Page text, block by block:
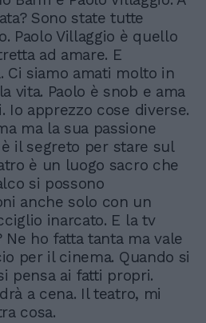
Sono state tutte
Paolo Villaggio è quello
ad amare. E
Ci siamo amati molto in
vita. Paolo è snob e ama
apprezzo cose diverse.
ma la sua passione
il segreto per stare sul
è un luogo sacro che
si possono
anche solo con un
inarcato. E la tv
ho fatta tanta ma vale
per il cinema. Quando si
pensa ai fatti propri.
a cena. Il teatro, mi
cosa.